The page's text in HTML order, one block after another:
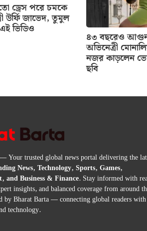
ড্রেস পরে চমকে
উর্ফি জাভেদ, তুমুল
ভিডিও
৪৩ বছরেও আগুন
অভিনেত্রী
নজর কাড়লেন
ছবি
— Your trusted global news portal delivering the
News, Technology, Sports, Games,
and Business & Finance. Stay informed with
insights, and balanced coverage from around
by Bharat Barta — connecting global readers with
technology.